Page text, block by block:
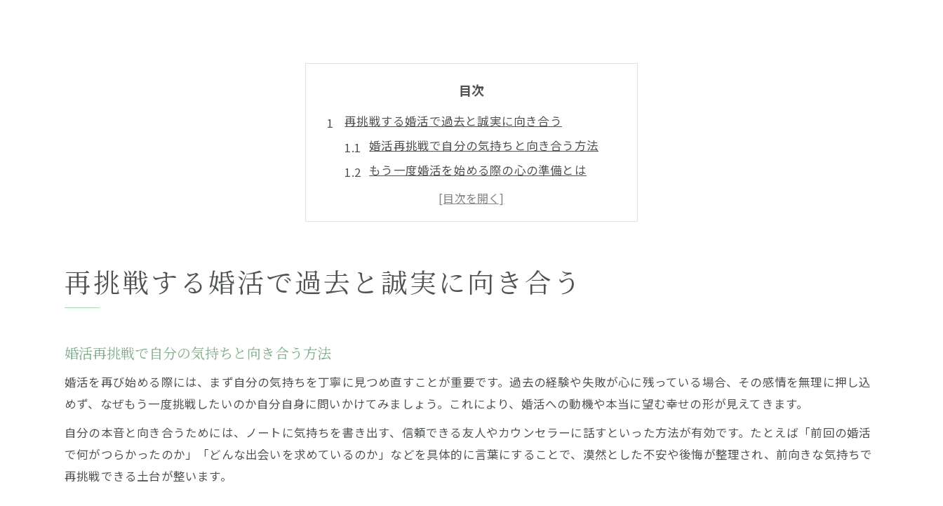
目次
再挑戦する婚活で過去と誠実に向き合う
婚活再挑戦で自分の気持ちと向き合う方法
もう一度婚活を始める際の心の準備とは
過去の婚活経験を再評価するポイント
婚活で抱える後悔との向き合い方を考える
お見合い相手へもう一度申し込むときの心構え
お見合いで断られた相手に再挑戦するコツ
再度向き合うためのメッセージ例とポイント
婚活に再挑戦したい時に有効な整理法とは
婚活をもう一度始める際の心の整理法
再挑戦時に振り返りたい婚活過去体験
再挑戦する婚活で過去と誠実に向き合う
婚活再挑戦で自分の気持ちと向き合う方法
婚活を再び始める際には、まず自分の気持ちを丁寧に見つめ直すことが重要です。過去の経験や失敗が心に残っている場合、その感情を無理に押し込
めず、なぜもう一度挑戦したいのか自分自身に問いかけてみましょう。これにより、婚活への動機や本当に望む幸せの形が見えてきます。
自分の本音と向き合うためには、ノートに気持ちを書き出す、信頼できる友人やカウンセラーに話すといった方法が有効です。たとえば「前回の婚活
で何がつらかったのか」「どんな出会いを求めているのか」などを具体的に言葉にすることで、漠然とした不安や後悔が整理され、前向きな気持ちで
再挑戦できる土台が整います。